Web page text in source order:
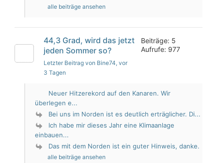
alle beiträge ansehen
44,3 Grad, wird das jetzt
jeden Sommer so?
Letzter Beitrag von Bine74, vor
3 Tagen
Beiträge: 5
Aufrufe: 977
Neuer Hitzerekord auf den Kanaren. Wir
überlegen e...
Bei uns im Norden ist es deutlich erträglicher. Di...
Ich habe mir dieses Jahr eine Klimaanlage
einbauen...
Das mit dem Norden ist ein guter Hinweis, danke.
alle beiträge ansehen